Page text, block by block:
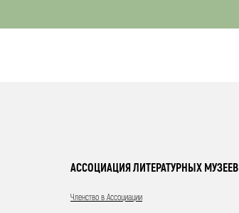
АССОЦИАЦИЯ ЛИТЕРАТУРНЫХ МУЗЕЕВ
Членство в Ассоциации